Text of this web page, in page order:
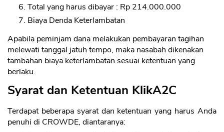
Total yang harus dibayar : Rp 214.000.000
Biaya Denda Keterlambatan
Apabila peminjam dana melakukan pembayaran tagihan
melewati tanggal jatuh tempo, maka nasabah dikenakan
tambahan biaya keterlambatan sesuai ketentuan yang
berlaku.
Syarat dan Ketentuan KlikA2C
Terdapat beberapa syarat dan ketentuan yang harus Anda
penuhi di CROWDE, diantaranya: